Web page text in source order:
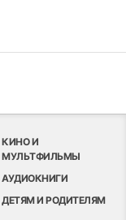
ведь
и
безусловно,
этого
КИНО И
МУЛЬТФИЛЬМЫ
АУДИОКНИГИ
ДЕТЯМ И РОДИТЕЛЯМ